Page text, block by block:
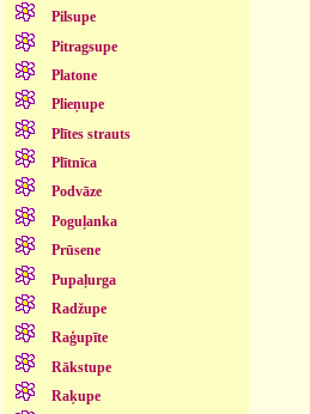
Pilsupe
Pitragsupe
Platone
Plieņupe
Plītes strauts
Plītnīca
Podvāze
Poguļanka
Prūsene
Pupaļurga
Radžupe
Raģupīte
Rākstupe
Raķupe